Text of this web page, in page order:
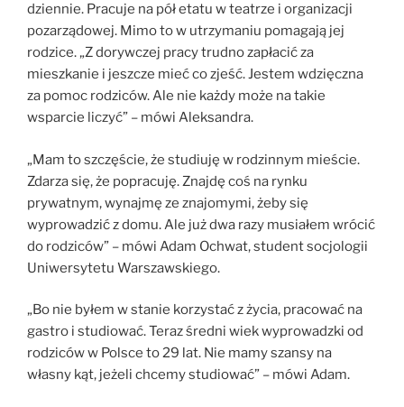
dziennie. Pracuje na pół etatu w teatrze i organizacji
pozarządowej. Mimo to w utrzymaniu pomagają jej
rodzice. „Z dorywczej pracy trudno zapłacić za
mieszkanie i jeszcze mieć co zjeść. Jestem wdzięczna
za pomoc rodziców. Ale nie każdy może na takie
wsparcie liczyć” – mówi Aleksandra.
„Mam to szczęście, że studiuję w rodzinnym mieście.
Zdarza się, że popracuję. Znajdę coś na rynku
prywatnym, wynajmę ze znajomymi, żeby się
wyprowadzić z domu. Ale już dwa razy musiałem wrócić
do rodziców” – mówi Adam Ochwat, student socjologii
Uniwersytetu Warszawskiego.
„Bo nie byłem w stanie korzystać z życia, pracować na
gastro i studiować. Teraz średni wiek wyprowadzki od
rodziców w Polsce to 29 lat. Nie mamy szansy na
własny kąt, jeżeli chcemy studiować” – mówi Adam.